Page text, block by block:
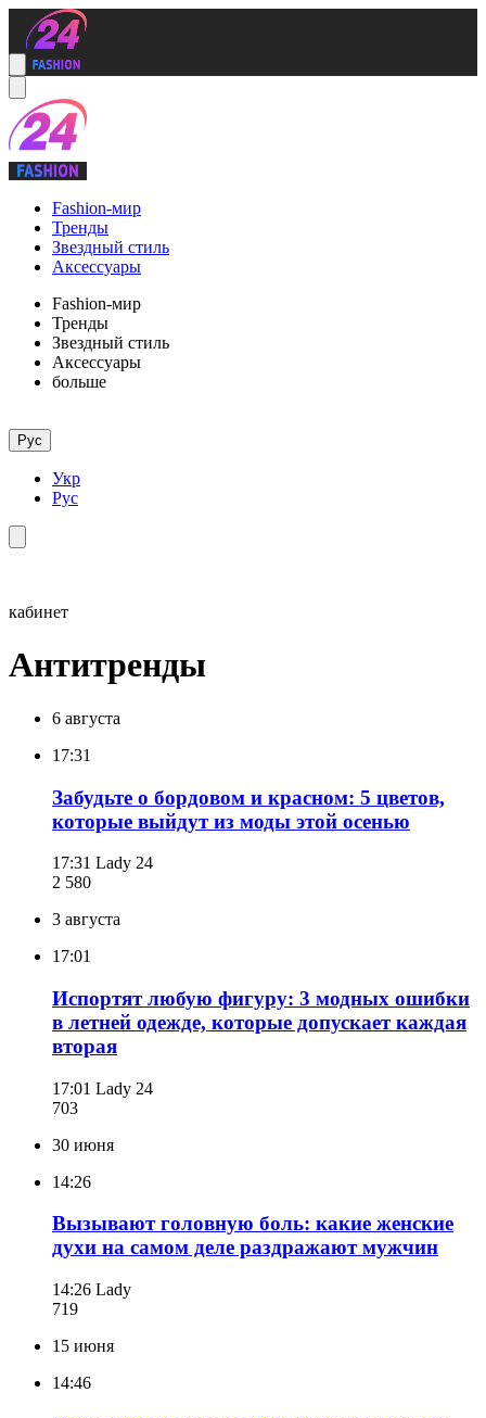
Fashion-мир
Тренды
Звездный стиль
Аксессуары
Fashion-мир
Тренды
Звездный стиль
Аксессуары
больше
Рус
Укр
Рус
кабинет
Антитренды
6 августа
17:31
Забудьте о бордовом и красном: 5 цветов,
которые выйдут из моды этой осенью
17:31 Lady 24
2 580
3 августа
17:01
Испортят любую фигуру: 3 модных ошибки
в летней одежде, которые допускает каждая
вторая
17:01 Lady 24
703
30 июня
14:26
Вызывают головную боль: какие женские
духи на самом деле раздражают мужчин
14:26 Lady
719
15 июня
14:46